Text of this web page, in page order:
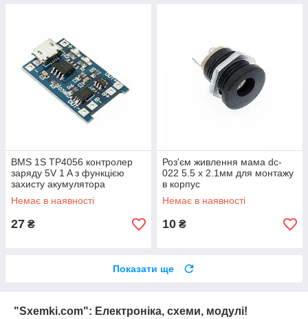
BMS 1S TP4056 контролер
заряду 5V 1 A з функцією
захисту акумулятора
Немає в наявності
27 ₴
Роз'єм живлення мама dc-
022 5.5 х 2.1мм для монтажу
в корпус
Немає в наявності
10 ₴
Показати ще
"Sxemki.com": Електроніка, схеми, модулі!